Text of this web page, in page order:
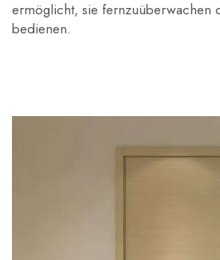
ermöglicht, sie fernzuüberwachen
bedienen.